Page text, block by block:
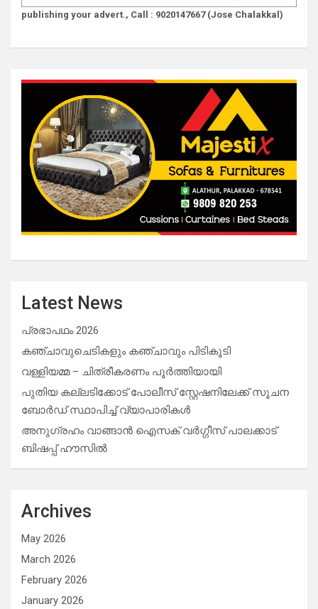
publishing your advert., Call : 9020147667 (Jose Chalakkal)
Latest News
പ്രഭാപഥം 2026
കഞ്ചാവുചെടികളും കഞ്ചാവും പിടികൂടി
വള്ളിയമ്മ – ചിത്രീകരണം പൂർത്തിയായി
പുതിയ കല്ലടിക്കോട് പോലീസ് സ്റ്റേഷനിലേക്ക് സൂചന
ബോർഡ് സ്ഥാപിച്ച് വ്യാപാരികൾ
അനുഗ്രഹം വാങ്ങാൻ ഐസക് വര്‍ഗ്ഗീസ് പാലക്കാട്
ബിഷപ്പ് ഹൗസില്‍
Archives
May 2026
March 2026
February 2026
January 2026